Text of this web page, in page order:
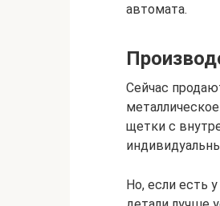
автомата.
Сейчас
щетки с
Но, если есть